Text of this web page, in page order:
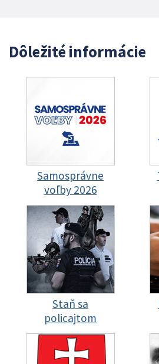
Dôležité informácie
Samosprávne
voľby 2026
Staň sa
policajtom